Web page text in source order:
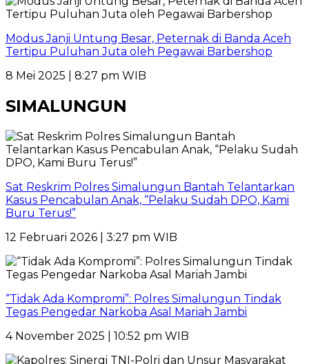
Modus Janji Untung Besar, Peternak di Banda Aceh
Tertipu Puluhan Juta oleh Pegawai Barbershop
8 Mei 2025 | 8:27 pm WIB
SIMALUNGUN
Sat Reskrim Polres Simalungun Bantah Telantarkan
Kasus Pencabulan Anak, “Pelaku Sudah DPO, Kami
Buru Terus!”
12 Februari 2026 | 3:27 pm WIB
“Tidak Ada Kompromi”: Polres Simalungun Tindak
Tegas Pengedar Narkoba Asal Mariah Jambi
4 November 2025 | 10:52 pm WIB